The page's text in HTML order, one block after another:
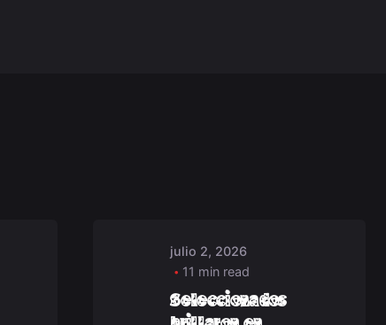
julio 2, 2026
11 min read
Seleccionados